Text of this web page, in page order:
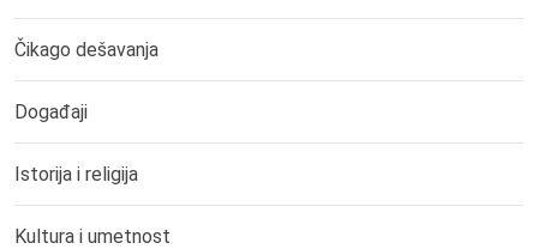
Čikago dešavanja
Događaji
Istorija i religija
Kultura i umetnost